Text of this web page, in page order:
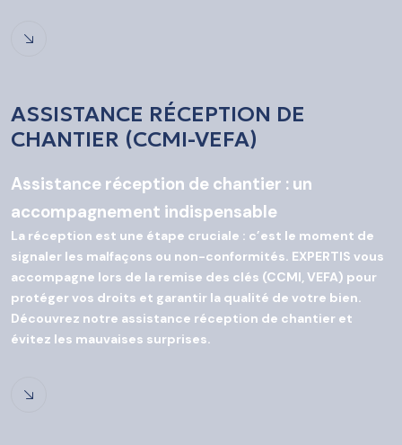
ASSISTANCE RÉCEPTION DE
CHANTIER (CCMI-VEFA)
Assistance réception de chantier : un
accompagnement indispensable
La réception est une étape cruciale : c’est le moment de
signaler les malfaçons ou non-conformités. EXPERTIS vous
accompagne lors de la remise des clés (CCMI, VEFA) pour
protéger vos droits et garantir la qualité de votre bien.
Découvrez notre assistance réception de chantier et
évitez les mauvaises surprises.